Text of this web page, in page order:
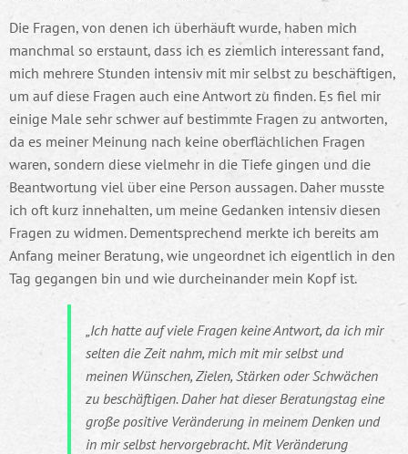
Die Fragen, von denen ich überhäuft wurde, haben mich
manchmal so erstaunt, dass ich es ziemlich interessant fand,
mich mehrere Stunden intensiv mit mir selbst zu beschäftigen,
um auf diese Fragen auch eine Antwort zu finden. Es fiel mir
einige Male sehr schwer auf bestimmte Fragen zu antworten,
da es meiner Meinung nach keine oberflächlichen Fragen
waren, sondern diese vielmehr in die Tiefe gingen und die
Beantwortung viel über eine Person aussagen. Daher musste
ich oft kurz innehalten, um meine Gedanken intensiv diesen
Fragen zu widmen. Dementsprechend merkte ich bereits am
Anfang meiner Beratung, wie ungeordnet ich eigentlich in den
Tag gegangen bin und wie durcheinander mein Kopf ist.
Ich hatte auf viele Fragen keine Antwort, da ich mir
selten die Zeit nahm, mich mit mir selbst und
meinen Wünschen, Zielen, Stärken oder Schwächen
zu beschäftigen. Daher hat dieser Beratungstag eine
große positive Veränderung in meinem Denken und
in mir selbst hervorgebracht. Mit Veränderung